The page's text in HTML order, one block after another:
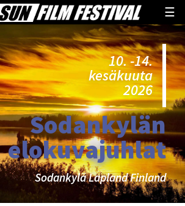
☰
10. -14.
kesäkuuta
2026
Sodankylän
elokuvajuhlat
Sodankylä Lapland Finland